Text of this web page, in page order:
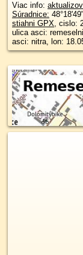
Viac info:
Súradnice:
stiahni GPX, cislo:
ulica asci: remeselnicka,
asci: nitra, lon: